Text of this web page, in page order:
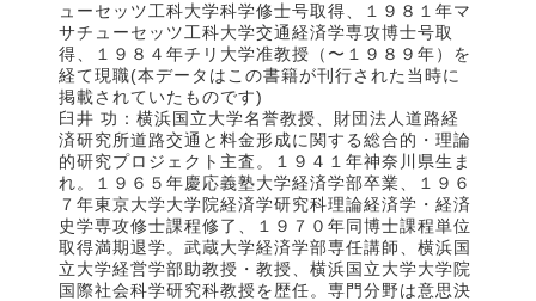
ューセッツ工科大学科学修士号取得、１９８１年マ
サチューセッツ工科大学交通経済学専攻博士号取
得、１９８４年チリ大学准教授（〜１９８９年）を
経て現職(本データはこの書籍が刊行された当時に
掲載されていたものです)
臼井 功：横浜国立大学名誉教授、財団法人道路経
済研究所道路交通と料金形成に関する総合的・理論
的研究プロジェクト主査。１９４１年神奈川県生ま
れ。１９６５年慶応義塾大学経済学部卒業、１９６
７年東京大学大学院経済学研究科理論経済学・経済
史学専攻修士課程修了、１９７０年同博士課程単位
取得満期退学。武蔵大学経済学部専任講師、横浜国
立大学経営学部助教授・教授、横浜国立大学大学院
国際社会科学研究科教授を歴任。専門分野は意思決